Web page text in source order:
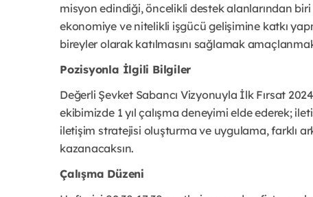
misyon edindiği, öncelikli destek alanlarından
ekonomiye ve nitelikli işgücü gelişimine katkı
bireyler olarak katılmasını sağlamak
Pozisyonla İlgili Bilgiler
Değerli Şevket Sabancı Vizyonuyla İlk Fırsat
ekibimizde 1 yıl çalışma deneyimi elde ederek;
iletişim stratejisi oluşturma ve uygulama, farklı
kazanacaksın.
Çalışma Düzeni